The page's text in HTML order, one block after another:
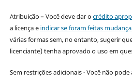
Atribuição – Você deve dar ocrédito
a licença e indicar se foram feitas
várias formas sem, no entanto, sugerir
licenciante) tenha aprovado o uso em
Sem restrições adicionais - Você não